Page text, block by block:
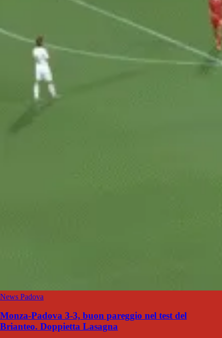
News Padova
Monza-Padova 3-3, buon pareggio nel test del
Brianteo. Doppietta Lasagna